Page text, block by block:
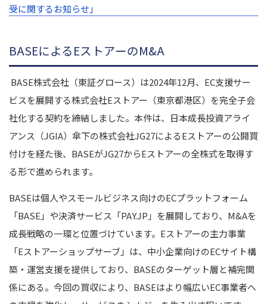
受に関するお知らせ」
BASEによるEストアーのM&A
BASE株式会社（東証グロース）は2024年12月、EC支援サー
ビスを展開する株式会社Eストアー（東京都港区）を完全子会
社化する契約を締結しました。本件は、日本成長投資アライ
アンス（JGIA）傘下の株式会社JG27によるEストアーの公開買
付けを経た後、BASEがJG27からEストアーの全株式を取得す
る形で進められます。
BASEは個人やスモールビジネス向けのECプラットフォーム
「BASE」や決済サービス「PAY.JP」を展開しており、M&Aを
成長戦略の一環と位置づけています。Eストアーの主力事業
「Eストアーショップサーブ」は、中小企業向けのECサイト構
築・運営支援を提供しており、BASEのターゲット層と補完関
係にある。今回の買収により、BASEはより幅広いEC事業者へ